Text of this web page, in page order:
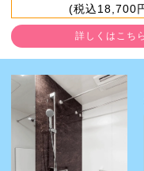
(税込18,700
詳しくはこちら